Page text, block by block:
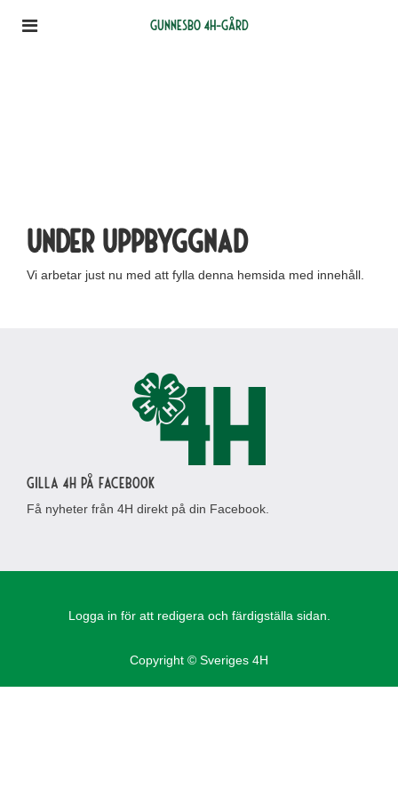
Gunnesbo 4H-gård
Under uppbyggnad
Vi arbetar just nu med att fylla denna hemsida med innehåll.
Gilla 4H på Facebook
Få nyheter från 4H direkt på din Facebook.
Logga in för att redigera och färdigställa sidan.
Copyright © Sveriges 4H